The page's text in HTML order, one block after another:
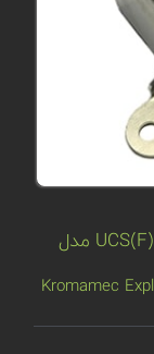
شستی اعلام حریق ضد انفجار کرومامک UCS(F) مدل
Kromamec